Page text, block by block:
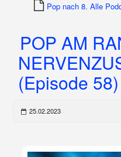
Pop nach 8. Alle
POP AM
(Episode 58)
25.02.2023